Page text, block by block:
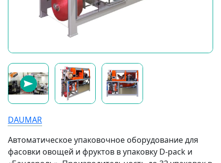
DAUMAR
Автоматическое упаковочное оборудование для
фасовки овощей и фруктов в упаковку D-pack и